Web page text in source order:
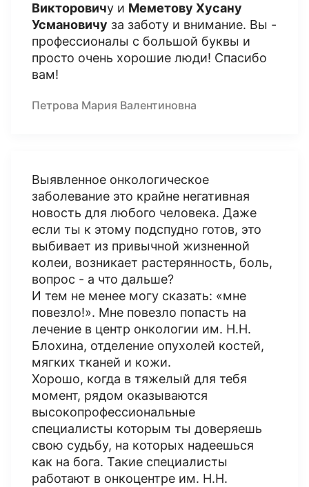
Викторовичу и Меметову Хусану
Усмановичу за заботу и внимание. Вы -
профессионалы с большой буквы и
просто очень хорошие люди! Спасибо
вам!
Петрова Мария Валентиновна
Выявленное онкологическое
заболевание это крайне негативная
новость для любого человека. Даже
если ты к этому подспудно готов, это
выбивает из привычной жизненной
колеи, возникает растерянность, боль,
вопрос - а что дальше?
И тем не менее могу сказать: «мне
повезло!». Мне повезло попасть на
лечение в центр онкологии им. Н.Н.
Блохина, отделение опухолей костей,
мягких тканей и кожи.
Хорошо, когда в тяжелый для тебя
момент, рядом оказываются
высокопрофессиональные
специалисты которым ты доверяешь
свою судьбу, на которых надеешься
как на бога. Такие специалисты
работают в онкоцентре им. Н.Н.